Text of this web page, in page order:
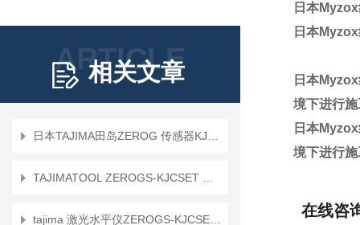
ARTICLE
相关文章
日本
日本
日本
境下进行
日本
境下进行
在线咨